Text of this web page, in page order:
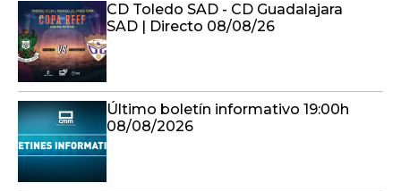
CD Toledo SAD - CD Guadalajara
SAD | Directo 08/08/26
Último boletín informativo 19:00h
08/08/2026